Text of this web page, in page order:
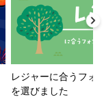
レジャーに合うフォ
を選びました